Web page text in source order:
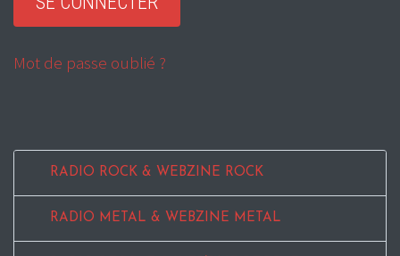
Mot de passe oublié ?
RADIO ROCK & WEBZINE ROCK
RADIO METAL & WEBZINE METAL